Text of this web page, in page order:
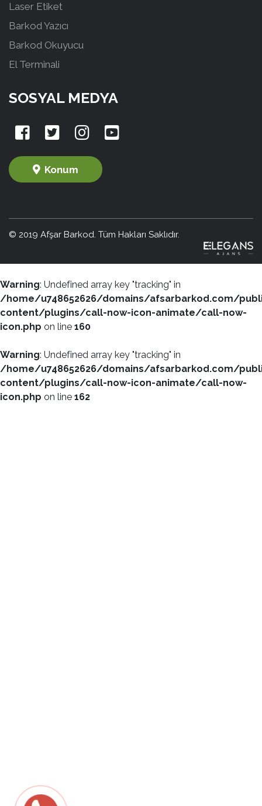
Laser Etiket
Barkod Yazıcı
Barkod Okuyucu
El Terminali
SOSYAL MEDYA
Konum
© 2019 Afşar Barkod. Tüm Hakları Saklıdır.
Warning: Undefined array key "tracking" in
/home/u748652626/domains/afsarbarkod.com/
content/plugins/call-now-icon-animate/call-now-
icon.php on line 160
Warning: Undefined array key "tracking" in
/home/u748652626/domains/afsarbarkod.com/
content/plugins/call-now-icon-animate/call-now-
icon.php on line 162